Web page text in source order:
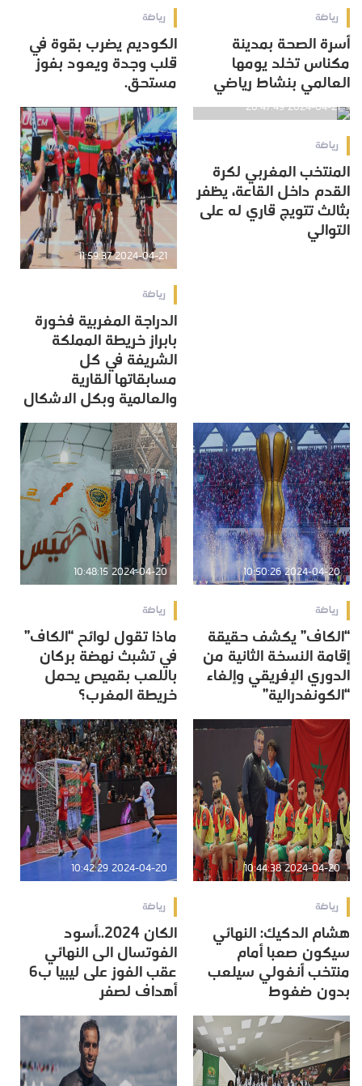
رياضة
أسرة الصحة بمدينة
مكناس تخلد يومها
العالمي بنشاط رياضي
رياضة
الكوديم يضرب بقوة في
قلب وجدة ويعود بفوز
مستحق.
2024-04-21 20:47:49
رياضة
المنتخب المغربي لكرة
القدم داخل القاعة، يظفر
بثالث تتويج قاري له على
التوالي
2024-04-21 11:59:37
رياضة
الدراجة المغربية فخورة
بابراز خريطة المملكة
الشريفة في كل
مسابقاتها القارية
والعالمية وبكل الاشكال
2024-04-20 10:50:26
رياضة
“الكاف” يكشف حقيقة
إقامة النسخة الثانية من
الدوري الإفريقي وإلغاء
“الكونفدرالية”
2024-04-20 10:48:15
رياضة
ماذا تقول لوائح “الكاف”
في تشبث نهضة بركان
باللعب بقميص يحمل
خريطة المغرب؟
2024-04-20 10:44:38
رياضة
هشام الدكيك: النهائي
سيكون صعبا أمام
منتخب أنغولي سيلعب
بدون ضغوط
2024-04-20 10:42:29
رياضة
الكان 2024..أسود
الفوتسال الى النهائي
عقب الفوز على ليبيا ب6
أهداف لصفر